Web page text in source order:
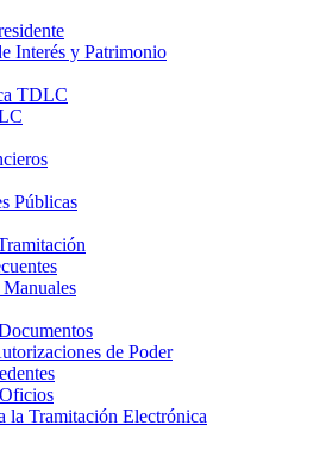
Interés y Patrimonio
TDLC
Públicas
de Poder
la Tramitación Electrónica